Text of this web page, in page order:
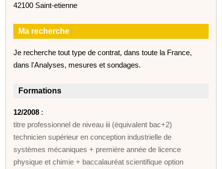
42100 Saint-etienne
Ma recherche
Je recherche tout type de contrat, dans toute la France,
dans l'Analyses, mesures et sondages.
Formations
12/2008 :
titre professionnel de niveau iii (équivalent bac+2)
technicien supérieur en conception industrielle de
systèmes mécaniques + première année de licence
physique et chimie + baccalauréat scientifique option